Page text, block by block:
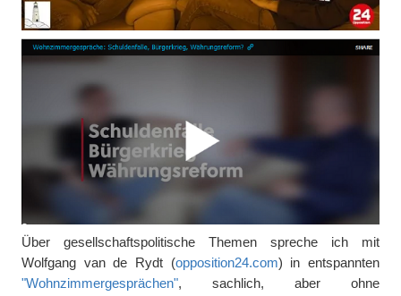
Über gesellschaftspolitische Themen spreche ich mit
Wolfgang van de Rydt (opposition24.com) in entspannten
"Wohnzimmergesprächen", sachlich, aber ohne